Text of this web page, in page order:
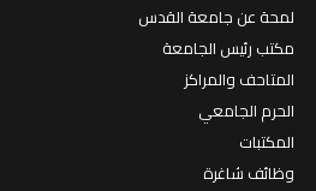
لمحة عن جامعة القدس
مكتب رئيس الجامعة
المتاحف والمراكز
الحرم الجامعي
المكتبات
وظائف شاغرة